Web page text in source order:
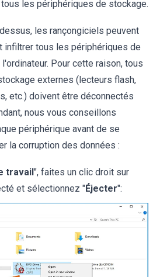
tous les périphériques de stockage.
les rançongiciels peuvent
infiltrer tous les périphériques de
Pour cette raison, tous
externes (lecteurs flash,
etc.) doivent être déconnectés
nous vous conseillons
périphérique avant de se
la corruption des données :
travail ", faites un clic droit sur
et sélectionnez "Éjecter":